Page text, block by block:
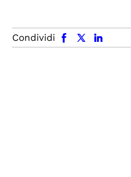
Condividi
facebook x.com linkedin